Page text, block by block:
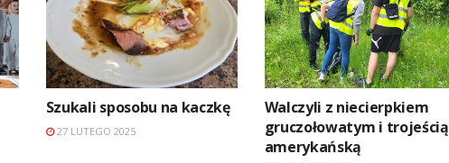
Szukali sposobu na kaczkę
27 LUTEGO 2025
Walczyli z niecierpkiem
gruczołowatym i trojeścią
amerykańską